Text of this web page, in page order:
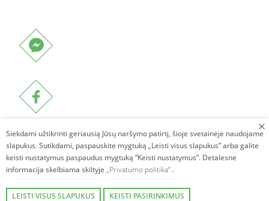
Siekdami užtikrinti geriausią Jūsų naršymo patirtį, šioje svetainėje naudojame
slapukus. Sutikdami, paspauskite mygtuką „Leisti visus slapukus” arba galite
keisti nustatymus paspaudus mygtuką “Keisti nustatymus”. Detalesnė
informacija skelbiama skiltyje „Privatumo politika“ .
LEISTI VISUS SLAPUKUS KEISTI PASIRINKIMUS